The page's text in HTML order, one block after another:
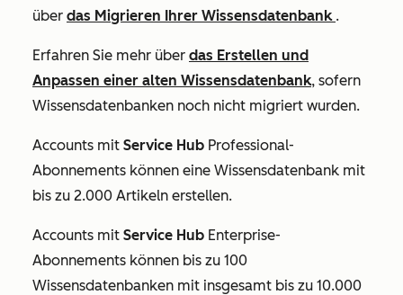
über das Migrieren Ihrer Wissensdatenbank .
Erfahren Sie mehr über das Erstellen und
Anpassen einer alten Wissensdatenbank, sofern
Wissensdatenbanken noch nicht migriert wurden.
Accounts mit Service Hub Professional-
Abonnements können eine Wissensdatenbank mit
bis zu 2.000 Artikeln erstellen.
Accounts mit Service Hub Enterprise-
Abonnements können bis zu 100
Wissensdatenbanken mit insgesamt bis zu 10.000